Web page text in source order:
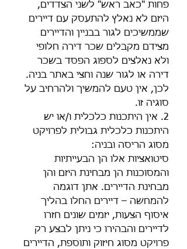
פחות "כאב ראש" לשני הצדדים,
היזם לא נאלץ להתעסק עם דיירים
שממשיכים לגור בבניין והדיירים
מצידם מקבלים שכר דירה חלופי
ולא נאלצים לספוג הפסד בשכר
דירה או לגור שנה וחצי באתר בניה.
לכן, אין טעם להמשיך ולהרחיב על
סוגיה זו.
2. אין היתכנות כלכלית ו/או יש
היתכנות כלכלית גבולית לפרויקט
מסוג הריסה ובניה:
סיטואציות אלו הן הבעייתיות
והמסוכנות הן מבחינת היזם והן
מבחינת הדיירים. אתן דוגמה
להמחשה – דיירים החלו בהליך
איסוף הצעות, יזמים שונים חזרו
לדיירים והבהירו כי ניתן לבצע רק
פרויקט מסוג חיזוק ותוספת, הדיירים